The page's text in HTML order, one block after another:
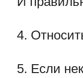
4.
5. Если